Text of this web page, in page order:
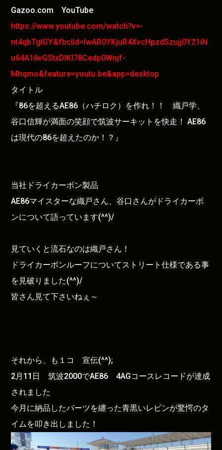
Gazoo.com YouTube
https://www.youtube.com/watch?v=-
nt4qbTglGY&fbclid=IwAR0YKjuR4XvcHpzdSzujj0Y21iN
u64A16vGStxDIKI78Cedp0Wnjf-
Mhqmo&feature=youtu.be&app=desktop
タイトル
『86を超えるAE86（ハチロク）を作れ！！ 織戸学、
谷口信輝が満面の笑顔で筑波サーキットを快走！ AE86
は現代の86を超えたのか！？』
当社ドライカーボン製品
AE86マイスターな織戸さん、谷口さんがドライカーボ
ンについて語っています(^^)/
見ていくと流石なのは織戸さん！
ドライカーボンルーフについてストリート仕様である事
を見破りました(^^)/
皆さん見て下さいねぇ～
それから、も１コ 宣伝(^^);
2月11日 筑波2000でAE86 4AGコースレコードが達成
されました
今月に納品したパーツを纏った青黒いレビンが驚愕のタ
イムを叩き出しました！